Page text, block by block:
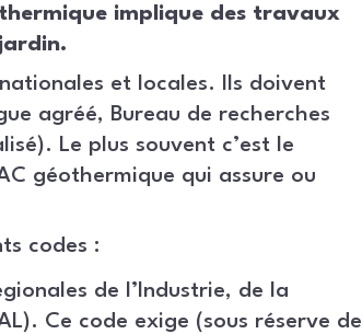
implique des travaux
et locales. Ils doivent
agréé, Bureau de recherches
Le plus souvent c’est le
géothermique qui assure ou
codes :
de l’Industrie, de la
Ce code exige (sous réserve de